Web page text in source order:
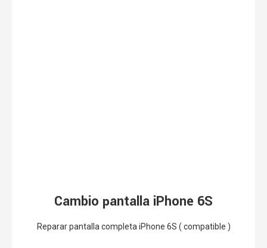
Cambio pantalla iPhone 6S
Reparar pantalla completa iPhone 6S ( compatible )